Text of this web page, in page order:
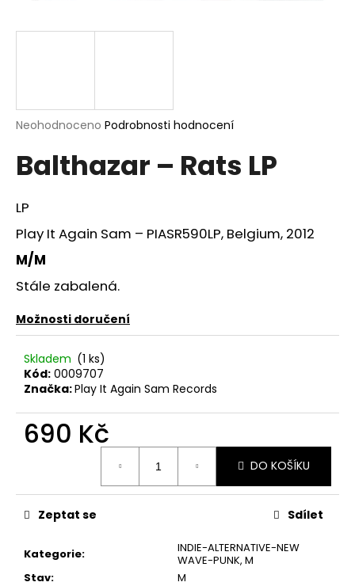
Průměrné
produktu
je
z
5
hvězdiček.
Neohodnoceno Podrobnosti hodnocení
Balthazar – Rats LP
LP
Play It Again Sam – PIASR590LP, Belgium, 2012
M/M
Stále zabalená.
Možnosti doručení
Skladem (1 ks)
Kód: 0009707
Značka:Play It Again Sam Records
690 Kč
DO KOŠÍKU
Kategorie:
INDIE-ALTERNATIVE-NEW
WAVE-PUNK, M
Stav: M
Zeptat se Sdílet
j
?
D
o
p
r
u
č
u
e
m
PINK
AT
THE